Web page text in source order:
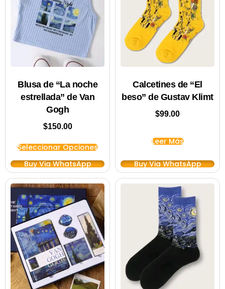
Blusa de “La noche
estrellada” de Van
Gogh
$150.00
Seleccionar Opciones
Buy Via WhatsApp
Calcetines de “El
beso” de Gustav Klimt
$99.00
Leer Más
Buy Via WhatsApp